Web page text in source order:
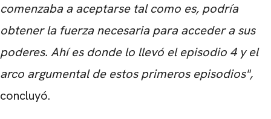
comenzaba a aceptarse tal como es, podría
obtener la fuerza necesaria para acceder a sus
poderes. Ahí es donde lo llevó el episodio 4 y el
arco argumental de estos primeros episodios",
concluyó.